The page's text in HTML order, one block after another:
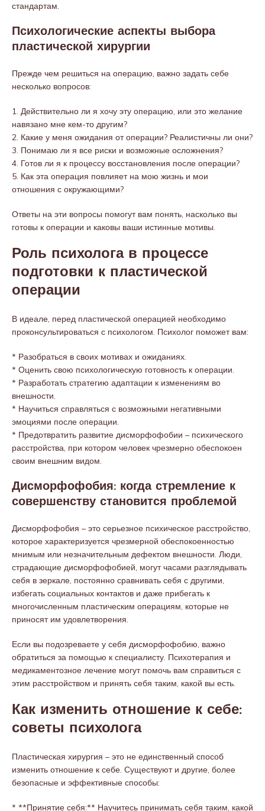
стандартам.
Психологические аспекты выбора
пластической хирургии
Прежде чем решиться на операцию, важно задать себе
несколько вопросов:
1. Действительно ли я хочу эту операцию, или это желание
навязано мне кем-то другим?
2. Какие у меня ожидания от операции? Реалистичны ли они?
3. Понимаю ли я все риски и возможные осложнения?
4. Готов ли я к процессу восстановления после операции?
5. Как эта операция повлияет на мою жизнь и мои
отношения с окружающими?
Ответы на эти вопросы помогут вам понять, насколько вы
готовы к операции и каковы ваши истинные мотивы.
Роль психолога в процессе
подготовки к пластической
операции
В идеале, перед пластической операцией необходимо
проконсультироваться с психологом. Психолог поможет вам:
* Разобраться в своих мотивах и ожиданиях.
* Оценить свою психологическую готовность к операции.
* Разработать стратегию адаптации к изменениям во
внешности.
* Научиться справляться с возможными негативными
эмоциями после операции.
* Предотвратить развитие дисморфофобии – психического
расстройства, при котором человек чрезмерно обеспокоен
своим внешним видом.
Дисморфофобия: когда стремление к
совершенству становится проблемой
Дисморфофобия – это серьезное психическое расстройство,
которое характеризуется чрезмерной обеспокоенностью
мнимым или незначительным дефектом внешности. Люди,
страдающие дисморфофобией, могут часами разглядывать
себя в зеркале, постоянно сравнивать себя с другими,
избегать социальных контактов и даже прибегать к
многочисленным пластическим операциям, которые не
приносят им удовлетворения.
Если вы подозреваете у себя дисморфофобию, важно
обратиться за помощью к специалисту. Психотерапия и
медикаментозное лечение могут помочь вам справиться с
этим расстройством и принять себя таким, какой вы есть.
Как изменить отношение к себе:
советы психолога
Пластическая хирургия – это не единственный способ
изменить отношение к себе. Существуют и другие, более
безопасные и эффективные способы:
* **Принятие себя:** Научитесь принимать себя таким, какой